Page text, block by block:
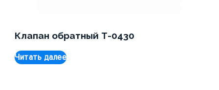
Клапан обратный Т-0430
Читать далее